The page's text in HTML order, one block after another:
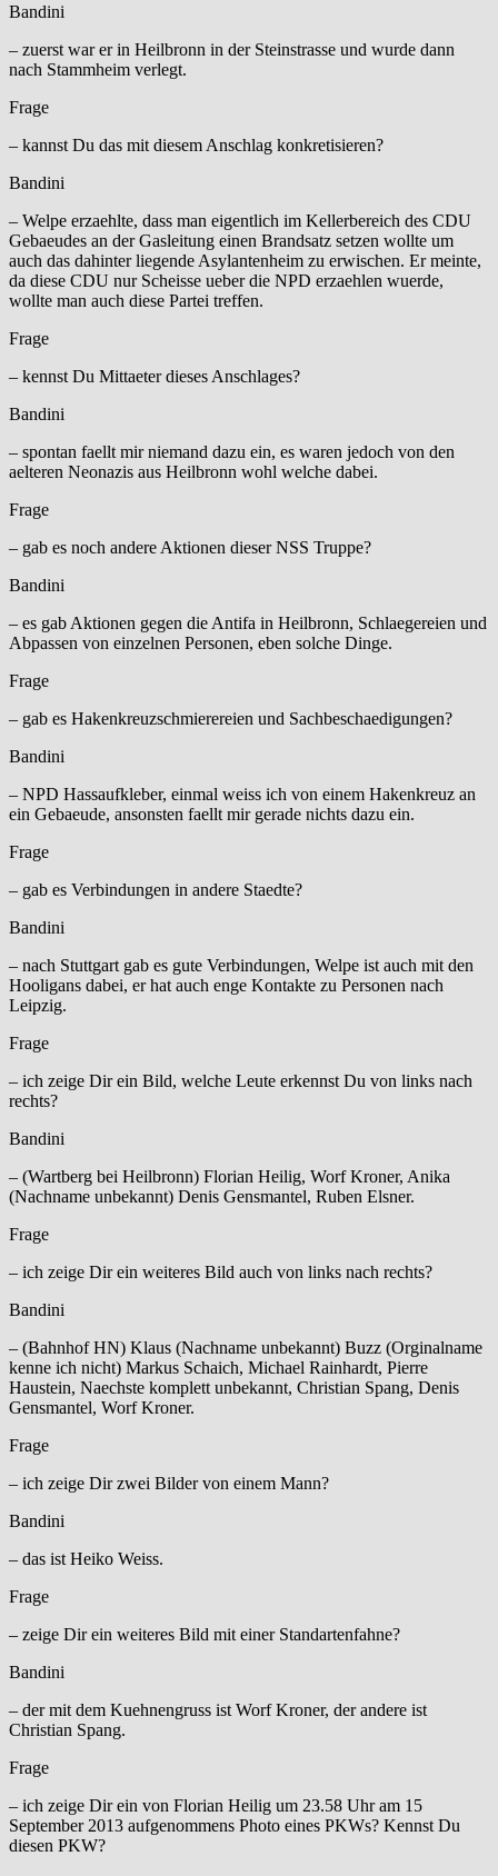
Bandini
– zuerst war er in Heilbronn in der Steinstrasse und wurde dann
nach Stammheim verlegt.
Frage
– kannst Du das mit diesem Anschlag konkretisieren?
Bandini
– Welpe erzaehlte, dass man eigentlich im Kellerbereich des CDU
Gebaeudes an der Gasleitung einen Brandsatz setzen wollte um
auch das dahinter liegende Asylantenheim zu erwischen. Er meinte,
da diese CDU nur Scheisse ueber die NPD erzaehlen wuerde,
wollte man auch diese Partei treffen.
Frage
– kennst Du Mittaeter dieses Anschlages?
Bandini
– spontan faellt mir niemand dazu ein, es waren jedoch von den
aelteren Neonazis aus Heilbronn wohl welche dabei.
Frage
– gab es noch andere Aktionen dieser NSS Truppe?
Bandini
– es gab Aktionen gegen die Antifa in Heilbronn, Schlaegereien und
Abpassen von einzelnen Personen, eben solche Dinge.
Frage
– gab es Hakenkreuzschmierereien und Sachbeschaedigungen?
Bandini
– NPD Hassaufkleber, einmal weiss ich von einem Hakenkreuz an
ein Gebaeude, ansonsten faellt mir gerade nichts dazu ein.
Frage
– gab es Verbindungen in andere Staedte?
Bandini
– nach Stuttgart gab es gute Verbindungen, Welpe ist auch mit den
Hooligans dabei, er hat auch enge Kontakte zu Personen nach
Leipzig.
Frage
– ich zeige Dir ein Bild, welche Leute erkennst Du von links nach
rechts?
Bandini
– (Wartberg bei Heilbronn) Florian Heilig, Worf Kroner, Anika
(Nachname unbekannt) Denis Gensmantel, Ruben Elsner.
Frage
– ich zeige Dir ein weiteres Bild auch von links nach rechts?
Bandini
– (Bahnhof HN) Klaus (Nachname unbekannt) Buzz (Orginalname
kenne ich nicht) Markus Schaich, Michael Rainhardt, Pierre
Haustein, Naechste komplett unbekannt, Christian Spang, Denis
Gensmantel, Worf Kroner.
Frage
– ich zeige Dir zwei Bilder von einem Mann?
Bandini
– das ist Heiko Weiss.
Frage
– zeige Dir ein weiteres Bild mit einer Standartenfahne?
Bandini
– der mit dem Kuehnengruss ist Worf Kroner, der andere ist
Christian Spang.
Frage
– ich zeige Dir ein von Florian Heilig um 23.58 Uhr am 15
September 2013 aufgenommens Photo eines PKWs? Kennst Du
diesen PKW?